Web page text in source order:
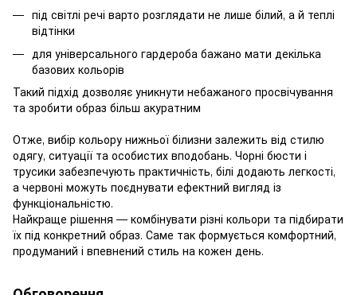
під світлі речі варто розглядати не лише білий, а й теплі
відтінки
для універсального гардероба бажано мати декілька
базових кольорів
Такий підхід дозволяє уникнути небажаного просвічування
та зробити образ більш акуратним
Отже, вибір кольору нижньої білизни залежить від стилю
одягу, ситуації та особистих вподобань. Чорні бюсти і
трусики забезпечують практичність, білі додають легкості,
а червоні можуть поєднувати ефектний вигляд із
функціональністю.
Найкраще рішення — комбінувати різні кольори та підбирати
їх під конкретний образ. Саме так формується комфортний,
продуманий і впевнений стиль на кожен день.